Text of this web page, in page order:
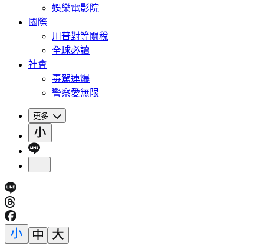
娛樂電影院
國際
川普對等關稅
全球必讀
社會
毒駕連爆
警察愛無限
更多